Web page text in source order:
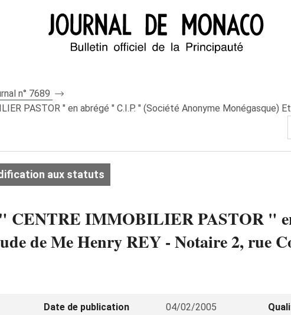
n° 7689
PASTOR " en abrégé " C.I.P. " (Société Anonyme Monégasque)
aux statuts
CENTRE IMMOBILIER PASTOR "
de Me Henry REY - Notaire 2, rue
Date de publication 04/02/2005